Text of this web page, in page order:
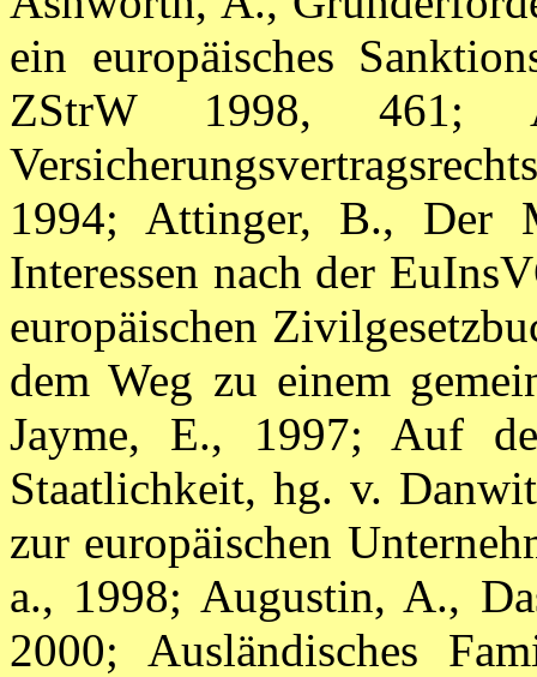
ein europäisches
ZStrW 1998, 461;
1994; Attinger, B., Der
Interessen nach der
europäischen
dem Weg zu einem
Jayme, E., 1997; Auf
Staatlichkeit, hg. v.
zur europäischen
a., 1998; Augustin, A.,
2000; Ausländisches